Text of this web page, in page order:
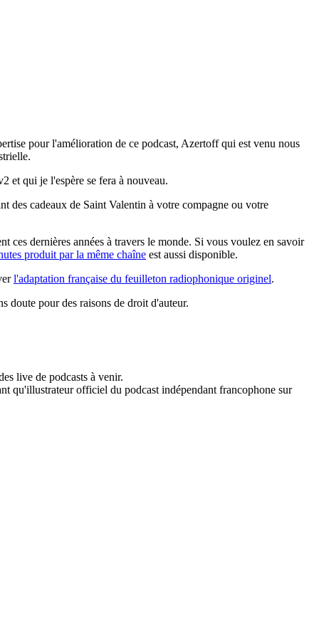
pour l'amélioration de ce podcast, Azertoff qui est venu nous
et qui je l'espère se fera à nouveau.
des cadeaux de Saint Valentin à votre compagne ou votre
ces dernières années à travers le monde. Si vous voulez en savoir
produit par la même chaîne est aussi disponible.
l'adaptation française du feuilleton radiophonique originel.
doute pour des raisons de droit d'auteur.
live de podcasts à venir.
qu'illustrateur officiel du podcast indépendant francophone sur